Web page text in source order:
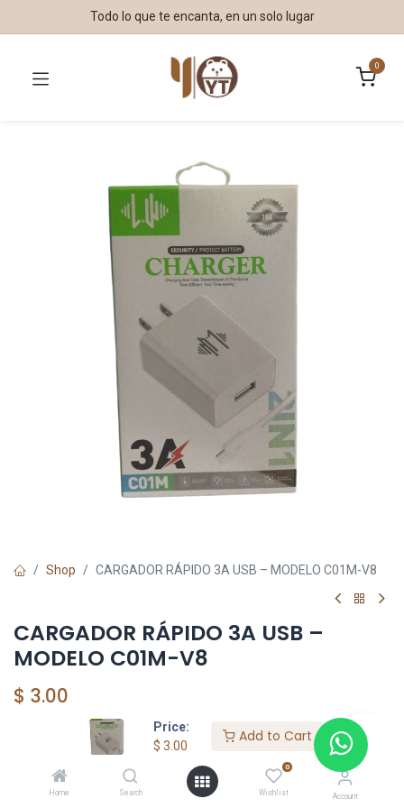
Price:
$ 3.00
Add to Cart
Home Search
0
Wishlist Account
Todo lo que te encanta, en un solo lugar
0
Shop CARGADOR RÁPIDO 3A USB – MODELO C01M-V8
CARGADOR RÁPIDO 3A USB –
MODELO C01M-V8
$ 3.00
HKSEXPRESS
ALTOS DEL CHASE +507 6389-8866